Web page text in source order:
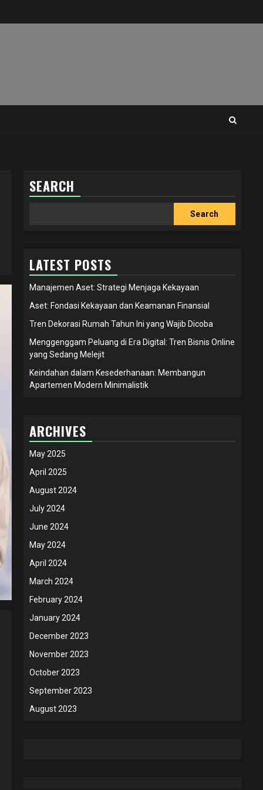
SEARCH
Search
LATEST POSTS
Manajemen Aset: Strategi Menjaga Kekayaan
Aset: Fondasi Kekayaan dan Keamanan Finansial
Tren Dekorasi Rumah Tahun Ini yang Wajib Dicoba
Menggenggam Peluang di Era Digital: Tren Bisnis Online
yang Sedang Melejit
Keindahan dalam Kesederhanaan: Membangun
Apartemen Modern Minimalistik
ARCHIVES
May 2025
April 2025
August 2024
July 2024
June 2024
May 2024
April 2024
March 2024
February 2024
January 2024
December 2023
November 2023
October 2023
September 2023
August 2023